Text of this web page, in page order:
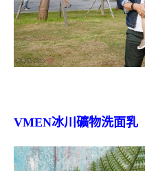
VMEN冰川礦物洗面乳